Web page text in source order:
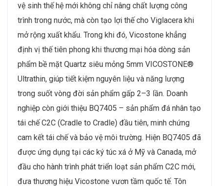
vệ sinh thế hệ mới không chỉ nâng chất lượng công
trình trong nước, mà còn tạo lợi thế cho Viglacera khi
mở rộng xuất khẩu. Trong khi đó, Vicostone khẳng
định vị thế tiên phong khi thương mại hóa dòng sản
phẩm bề mặt Quartz siêu mỏng 5mm VICOSTONE®
Ultrathin, giúp tiết kiệm nguyên liệu và năng lượng
trong suốt vòng đời sản phẩm gấp 2–3 lần. Doanh
nghiệp còn giới thiệu BQ7405 – sản phẩm đá nhân tạo
tái chế C2C (Cradle to Cradle) đầu tiên, minh chứng
cam kết tái chế và bảo vệ môi trường. Hiện BQ7405 đã
được ứng dụng tại các ký túc xá ở Mỹ và Canada, mở
đầu cho hành trình phát triển loạt sản phẩm C2C mới,
đưa thương hiệu Vicostone vươn tầm quốc tế. Tôn